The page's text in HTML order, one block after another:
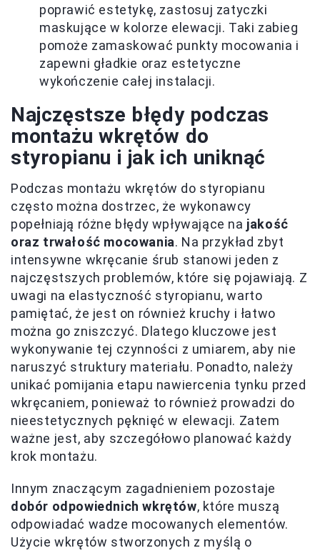
poprawić estetykę, zastosuj zatyczki
maskujące w kolorze elewacji. Taki zabieg
pomoże zamaskować punkty mocowania i
zapewni gładkie oraz estetyczne
wykończenie całej instalacji.
Najczęstsze błędy podczas
montażu wkrętów do
styropianu i jak ich uniknąć
Podczas montażu wkrętów do styropianu
często można dostrzec, że wykonawcy
popełniają różne błędy wpływające na jakość
oraz trwałość mocowania. Na przykład zbyt
intensywne wkręcanie śrub stanowi jeden z
najczęstszych problemów, które się pojawiają. Z
uwagi na elastyczność styropianu, warto
pamiętać, że jest on również kruchy i łatwo
można go zniszczyć. Dlatego kluczowe jest
wykonywanie tej czynności z umiarem, aby nie
naruszyć struktury materiału. Ponadto, należy
unikać pomijania etapu nawiercenia tynku przed
wkręcaniem, ponieważ to również prowadzi do
nieestetycznych pęknięć w elewacji. Zatem
ważne jest, aby szczegółowo planować każdy
krok montażu.
Innym znaczącym zagadnieniem pozostaje
dobór odpowiednich wkrętów, które muszą
odpowiadać wadze mocowanych elementów.
Użycie wkrętów stworzonych z myślą o